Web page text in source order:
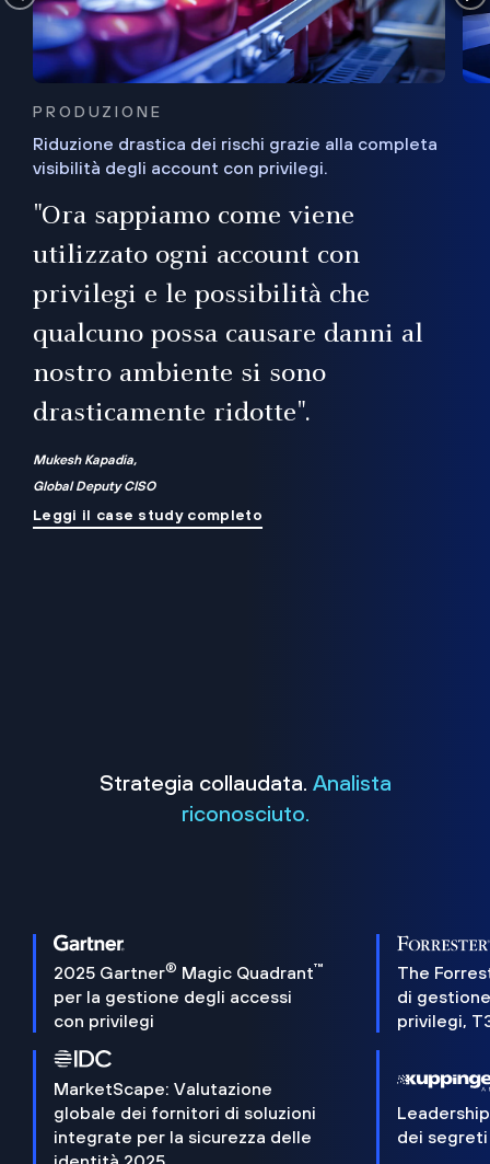
PRODUZIONE
Riduzione drastica dei rischi grazie alla completa
visibilità degli account con privilegi.
"Ora sappiamo come viene
utilizzato ogni account con
privilegi e le possibilità che
qualcuno possa causare danni al
nostro ambiente si sono
drasticamente ridotte".
Mukesh Kapadia,
Global Deputy CISO
Leggi il case study completo
Strategia collaudata. Analista
riconosciuto.
2025 Gartner® Magic Quadrant™
per la gestione degli accessi
con privilegi
The
di
privilegi,
MarketScape: Valutazione
globale dei fornitori di soluzioni
integrate per la sicurezza delle
dei segreti